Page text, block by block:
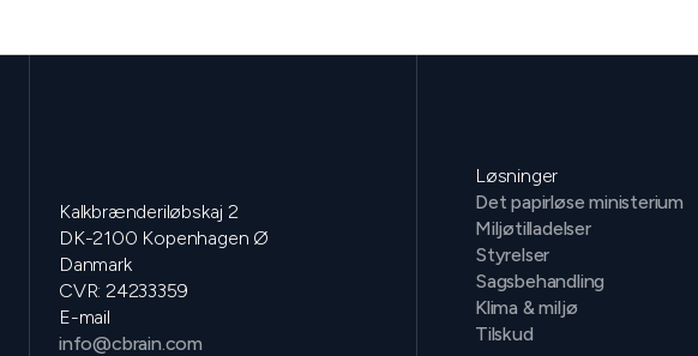
Kalkbrænderiløbskaj 2
DK-2100 Kopenhagen Ø
Danmark
CVR: 24233359
E-mail
info@cbrain.com
Løsninger
Det papirløse ministerium
Miljøtilladelser
Styrelser
Sagsbehandling
Klima & miljø
Tilskud